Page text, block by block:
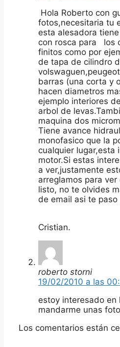
Hola Roberto con
fotos,necesitaria tu
esta alesadora
con rosca para los
finitos como por
de tapa de cilindro
barras (una corta y
hacen diametros
ejemplo interiores
arbol de
maquina dos
Tiene avance
monofasico que la
cualquier lugar,esta
motor.Si estas
a ver,justamente
arreglamos para
listo, no te olvides
de email asi te
Cristian.
roberto storni
19/02/2010 a las
estoy interesado en
mandarme unas
Los comentarios están